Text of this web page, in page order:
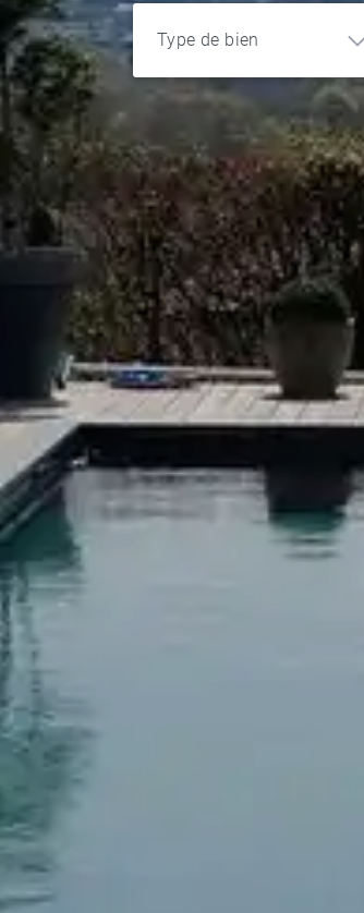
Type de bien
Appartement Maison
Château Programme
Propriété